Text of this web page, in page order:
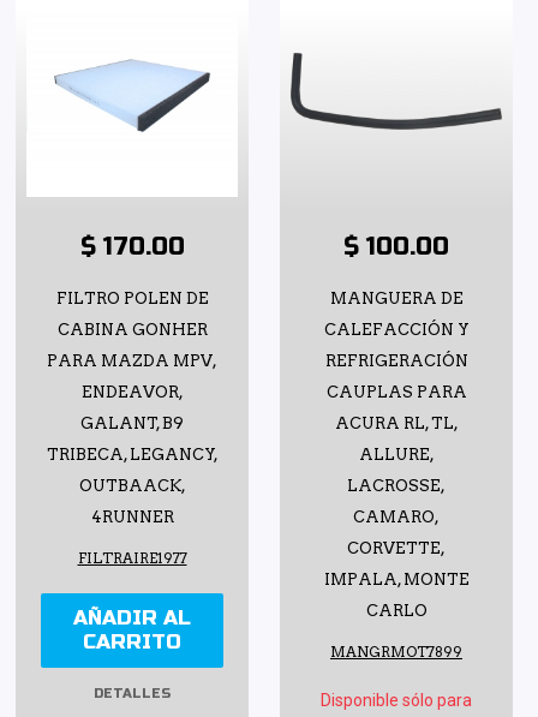
$ 170.00
FILTRO POLEN DE
CABINA GONHER
PARA MAZDA MPV,
ENDEAVOR,
GALANT, B9
TRIBECA, LEGANCY,
OUTBAACK,
4RUNNER
FILTRAIRE1977
AÑADIR AL
CARRITO
DETALLES
$ 100.00
MANGUERA DE
CALEFACCIÓN Y
REFRIGERACIÓN
CAUPLAS PARA
ACURA RL, TL,
ALLURE,
LACROSSE,
CAMARO,
CORVETTE,
IMPALA, MONTE
CARLO
MANGRMOT7899
Disponible sólo para